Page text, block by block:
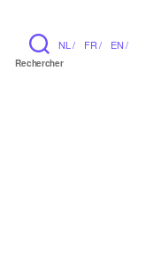
NL / FR / EN /
Rechercher